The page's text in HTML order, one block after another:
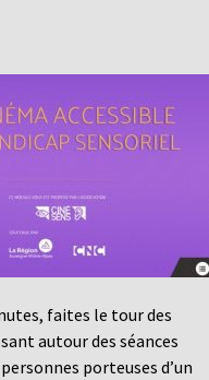
faites le tour des
autour des séances
porteuses d’un